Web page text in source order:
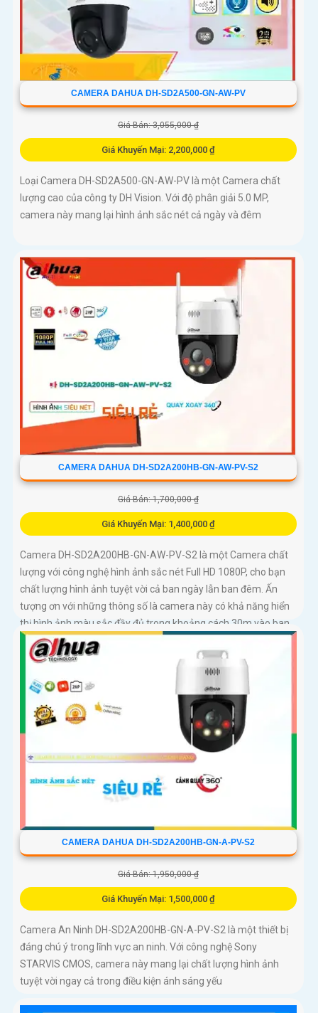
CAMERA DAHUA DH-SD2A500-GN-AW-PV
Giá Bán: 3,055,000 ₫
Giá Khuyến Mại: 2,200,000 ₫
Loại Camera DH-SD2A500-GN-AW-PV là một Camera chất
lượng cao của công ty DH Vision. Với độ phân giải 5.0 MP,
camera này mang lại hình ảnh sắc nét cả ngày và đêm
CAMERA DAHUA DH-SD2A200HB-GN-AW-PV-S2
Giá Bán: 1,700,000 ₫
Giá Khuyến Mại: 1,400,000 ₫
Camera DH-SD2A200HB-GN-AW-PV-S2 là một Camera chất
lượng với công nghệ hình ảnh sắc nét Full HD 1080P, cho bạn
chất lượng hình ảnh tuyệt vời cả ban ngày lẫn ban đêm. Ấn
tượng ơn với những thông số là camera này có khả năng hiển
thị hình ảnh màu sắc đầy đủ trong khoảng cách 30m vào ban
đêm
CAMERA DAHUA DH-SD2A200HB-GN-A-PV-S2
Giá Bán: 1,950,000 ₫
Giá Khuyến Mại: 1,500,000 ₫
Camera An Ninh DH-SD2A200HB-GN-A-PV-S2 là một thiết bị
đáng chú ý trong lĩnh vực an ninh. Với công nghệ Sony
STARVIS CMOS, camera này mang lại chất lượng hình ảnh
tuyệt vời ngay cả trong điều kiện ánh sáng yếu